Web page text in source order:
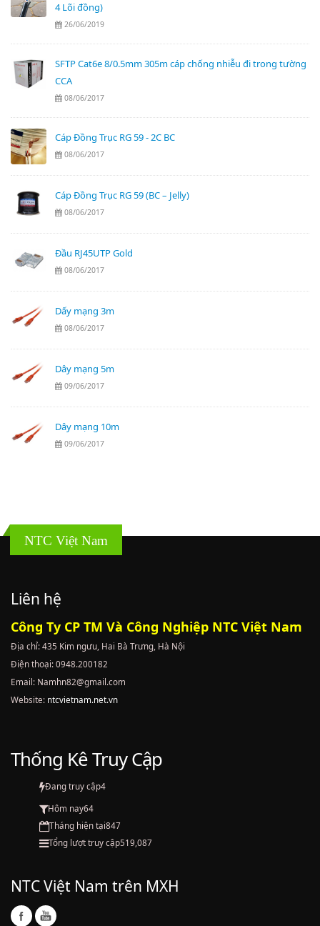
4 Lõi đồng)
26/06/2019
SFTP Cat6e 8/0.5mm 305m cáp chống nhiễu đi trong tường
CCA
08/06/2017
Cáp Đồng Trục RG 59 - 2C BC
08/06/2017
Cáp Đồng Trục RG 59 (BC – Jelly)
08/06/2017
Đầu RJ45UTP Gold
08/06/2017
Dấy mạng 3m
08/06/2017
Dây mạng 5m
09/06/2017
Dây mạng 10m
09/06/2017
NTC Việt Nam
Liên hệ
Công Ty CP TM Và Công Nghiệp NTC Việt Nam
Địa chỉ: 435 Kim ngưu, Hai Bà Trưng, Hà Nội
Điện thoại: 0948.200182
Email: Namhn82@gmail.com
Website: ntcvietnam.net.vn
Thống Kê Truy Cập
Đang truy cập4
Hôm nay64
Tháng hiện tại847
Tổng lượt truy cập519,087
NTC Việt Nam trên MXH